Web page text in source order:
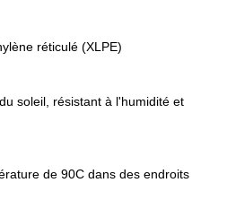
réticulé (XLPE)
soleil, résistant à l'humidité et
de 90C dans des endroits